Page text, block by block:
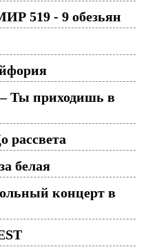
519 - 9 обезьян
Ты приходишь в
рассвета
белая
концерт в